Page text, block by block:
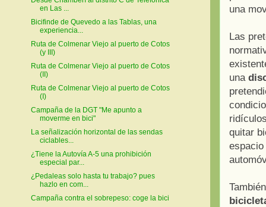
una
Las
una
quitar
en Las ...
Bicifinde de Quevedo a las Tablas, una
experiencia...
Ruta de Colmenar Viejo al puerto de Cotos
(y III)
Ruta de Colmenar Viejo al puerto de Cotos
(II)
Ruta de Colmenar Viejo al puerto de Cotos
(I)
Campaña de la DGT "Me apunto a
moverme en bici"
La señalización horizontal de las sendas
ciclables...
¿Tiene la Autovía A-5 una prohibición
especial par...
¿Pedaleas solo hasta tu trabajo? pues
hazlo en com...
Campaña contra el sobrepeso: coge la bici